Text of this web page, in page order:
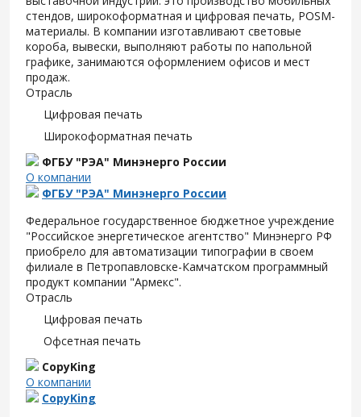
стендов, широкоформатная и цифровая печать, POSM-
материалы. В компании изготавливают световые
короба, вывески, выполняют работы по напольной
графике, занимаются оформлением офисов и мест
продаж.
Отрасль
Цифровая печать
Широкоформатная печать
ФГБУ "РЭА" Минэнерго России
О компании
ФГБУ "РЭА" Минэнерго России
Федеральное государственное бюджетное учреждение
"Российское энергетическое агентство" Минэнерго РФ
приобрело для автоматизации типографии в своем
филиале в Петропавловске-Камчатском программный
продукт компании "Армекс".
Отрасль
Цифровая печать
Офсетная печать
CopyKing
О компании
CopyKing